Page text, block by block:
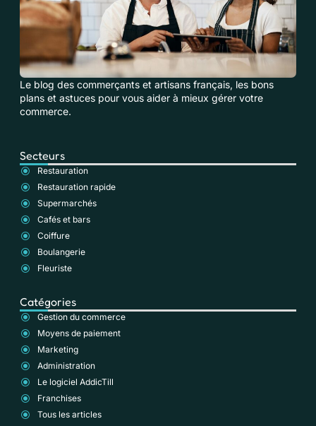
Le blog des commerçants et artisans français, les bons
plans et astuces pour vous aider à mieux gérer votre
commerce.
Secteurs
Restauration
Restauration rapide
Supermarchés
Cafés et bars
Coiffure
Boulangerie
Fleuriste
Catégories
Gestion du commerce
Moyens de paiement
Marketing
Administration
Le logiciel AddicTill
Franchises
Tous les articles